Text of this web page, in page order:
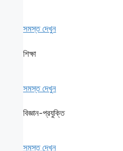
সমস্ত দেখুন
শিক্ষা
সমস্ত দেখুন
বিজ্ঞান-প্রযুক্তি
সমস্ত দেখুন